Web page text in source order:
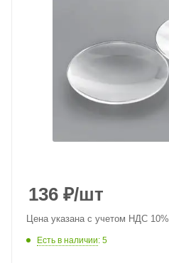
136 ₽/шт
Цена указана с учетом НДС 10%
Есть в наличии: 5